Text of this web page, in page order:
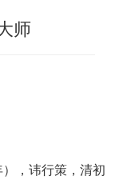
师
，讳行策，清初